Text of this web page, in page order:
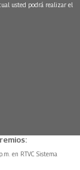
usted podrá realizar el
en RTVC Sistema